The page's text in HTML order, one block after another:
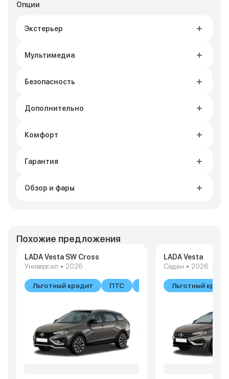
Опции
Экстерьер
Мультимедиа
Безопасность
Дополнительно
Комфорт
Гарантия
Обзор и фары
Похожие предложения
LADA Vesta SW Cross
Универсал • 2026
Льготный кредит ПТС В наличии
LADA Vesta
Седан • 2026
Льготный